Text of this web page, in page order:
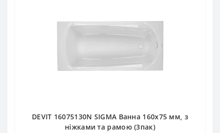
DEVIT 16075130N SIGMA Ванна 160х75 мм, з
ніжками та рамою (3пак)